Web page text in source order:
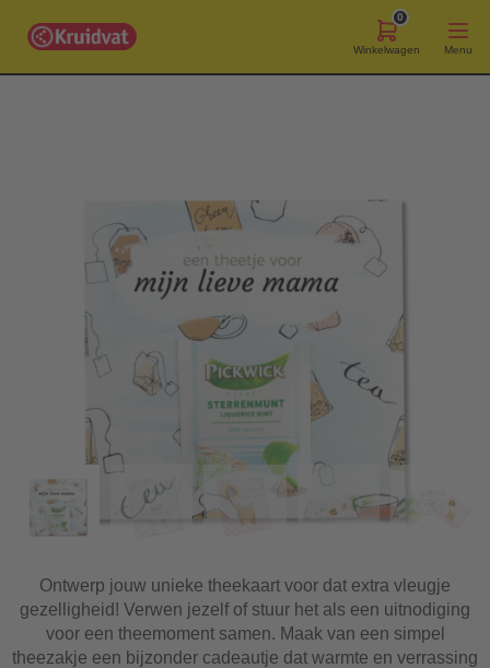
0
Winkelwagen Menu
Ontwerp jouw unieke theekaart voor dat extra vleugje
gezelligheid! Verwen jezelf of stuur het als een uitnodiging
voor een theemoment samen. Maak van een simpel
theezakje een bijzonder cadeautje dat warmte en verrassing